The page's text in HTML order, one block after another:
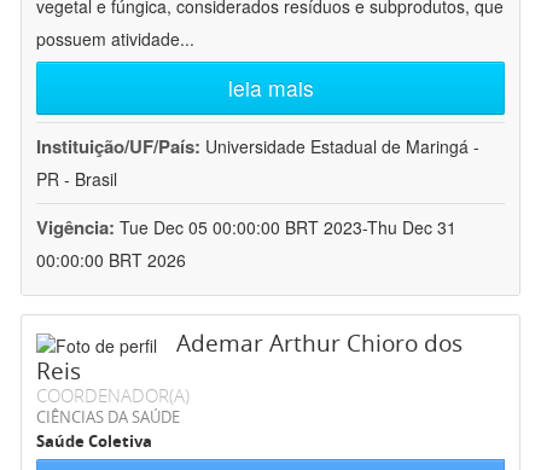
vegetal e fúngica, considerados resíduos e subprodutos, que
possuem atividade...
leia mais
Instituição/UF/País: Universidade Estadual de Maringá -
PR - Brasil
Vigência: Tue Dec 05 00:00:00 BRT 2023-Thu Dec 31
00:00:00 BRT 2026
Ademar Arthur Chioro dos
Reis
COORDENADOR(A)
CIÊNCIAS DA SAÚDE
Saúde Coletiva